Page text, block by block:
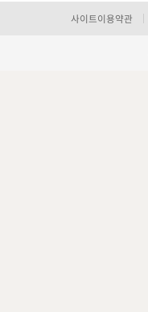
사이트이용약관